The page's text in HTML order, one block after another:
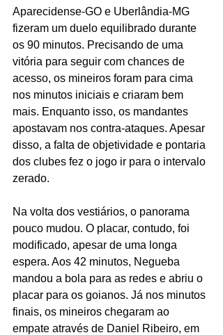
Aparecidense-GO e Uberlândia-MG
fizeram um duelo equilibrado durante
os 90 minutos. Precisando de uma
vitória para seguir com chances de
acesso, os mineiros foram para cima
nos minutos iniciais e criaram bem
mais. Enquanto isso, os mandantes
apostavam nos contra-ataques. Apesar
disso, a falta de objetividade e pontaria
dos clubes fez o jogo ir para o intervalo
zerado.
Na volta dos vestiários, o panorama
pouco mudou. O placar, contudo, foi
modificado, apesar de uma longa
espera. Aos 42 minutos, Negueba
mandou a bola para as redes e abriu o
placar para os goianos. Já nos minutos
finais, os mineiros chegaram ao
empate através de Daniel Ribeiro, em